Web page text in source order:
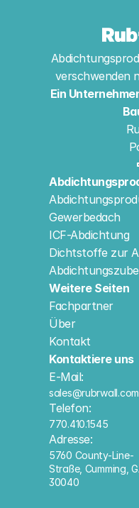
verschwenden
Ein
Gewerbedach
ICF-Abdichtung
Dichtstoffe zur
Weitere Seiten
Fachpartner
Über
Kontakt
Kontaktiere uns
E-Mail:
sales@rubrwall.com
Telefon:
770.410.1545
Adresse:
5760 County-Line-
Straße, Cumming,
30040